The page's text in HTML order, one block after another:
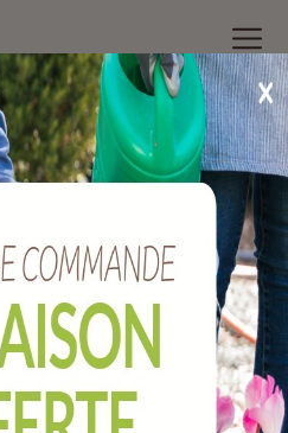
et produits phytosanitaire/
limaces/Poudre de détection
diammonique 5 kg